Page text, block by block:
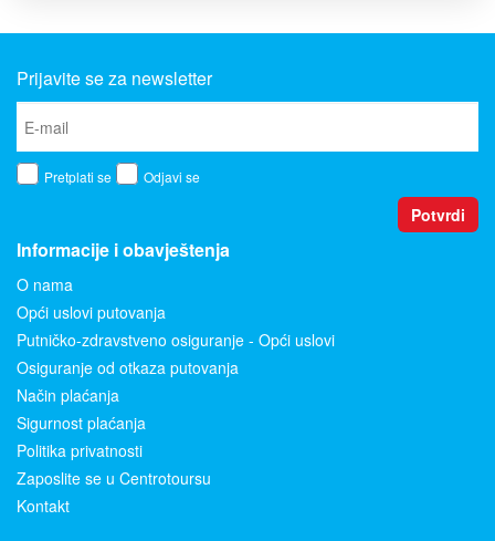
Prijavite se za newsletter
Pretplati se Odjavi se
Potvrdi
Informacije i obavještenja
O nama
Opći uslovi putovanja
Putničko-zdravstveno osiguranje - Opći uslovi
Osiguranje od otkaza putovanja
Način plaćanja
Sigurnost plaćanja
Politika privatnosti
Zaposlite se u Centrotoursu
Kontakt